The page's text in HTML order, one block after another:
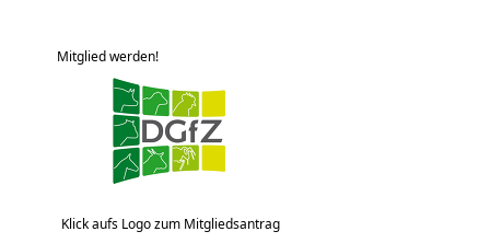
Mitglied werden!
Klick aufs Logo zum Mitgliedsantrag